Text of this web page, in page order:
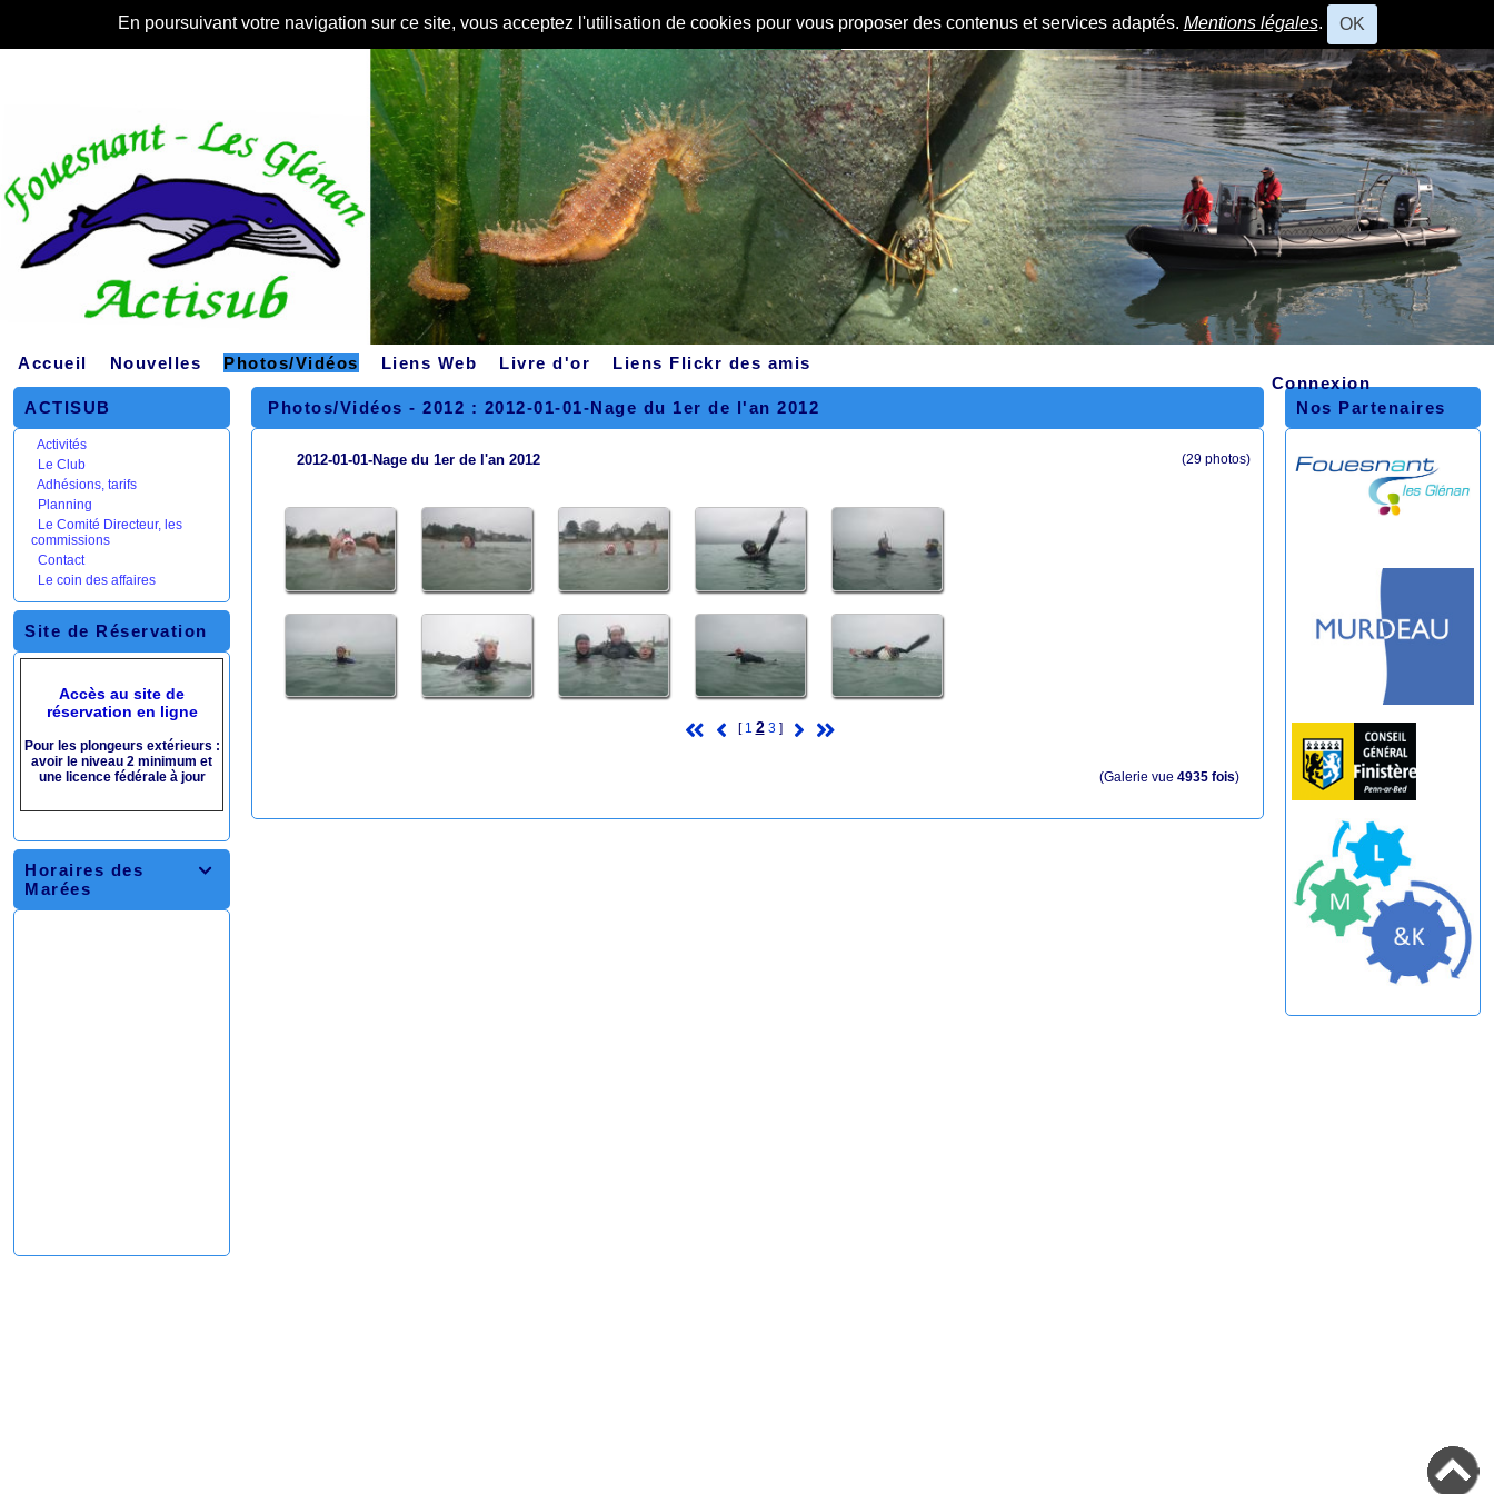
En poursuivant votre navigation sur ce site, vous acceptez l'utilisation de cookies pour vous proposer des contenus et services adaptés. Mentions légales. OK
Accueil
Connexion
Nouvelles Photos/Vidéos Liens Web Livre d'or Liens Flickr des amis
ACTISUB
Activités
Le Club
Adhésions, tarifs
Planning
Le Comité Directeur, les
commissions
Contact
Le coin des affaires
Site de Réservation
Accès au site de
réservation en ligne
Pour les plongeurs extérieurs :
avoir le niveau 2 minimum et
une licence fédérale à jour

Horaires des
Marées
Photos/Vidéos - 2012 : 2012-01-01-Nage du 1er de l'an 2012
2012-01-01-Nage du 1er de l'an 2012 (29 photos)
[ 1 2 3]
(Galerie vue 4935 fois)
Nos Partenaires